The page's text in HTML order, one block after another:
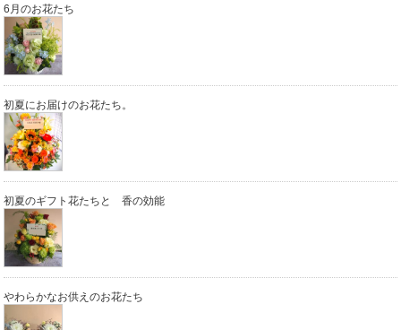
6月のお花たち
初夏にお届けのお花たち。
初夏のギフト花たちと 香の効能
やわらかなお供えのお花たち